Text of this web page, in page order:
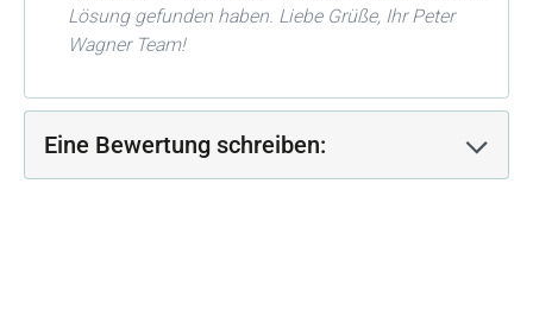
Lösung gefunden haben. Liebe Grüße, Ihr Peter
Wagner Team!
Eine Bewertung schreiben: